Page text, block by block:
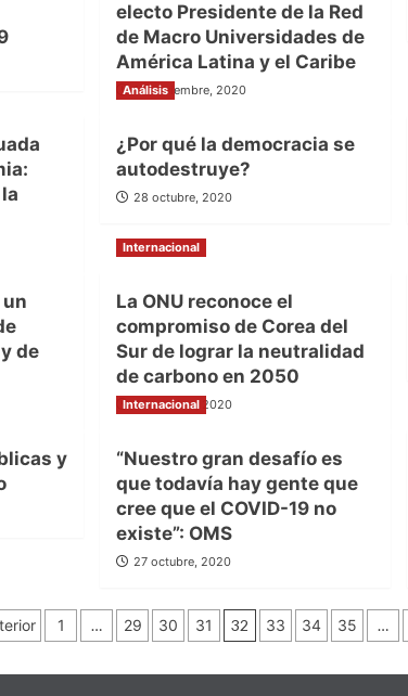
electo Presidente de la Red
de Macro Universidades de
América Latina y el Caribe
12 noviembre, 2020
Análisis
¿Por qué la democracia se
autodestruye?
28 octubre, 2020
un
de
Internacional
La ONU reconoce el
compromiso de Corea del
Sur de lograr la neutralidad
de carbono en 2050
28 octubre, 2020
y
Internacional
“Nuestro gran desafío es
que todavía hay gente que
cree que el COVID-19 no
existe”: OMS
27 octubre, 2020
1 … 29 30 31 32 33 34 35 …